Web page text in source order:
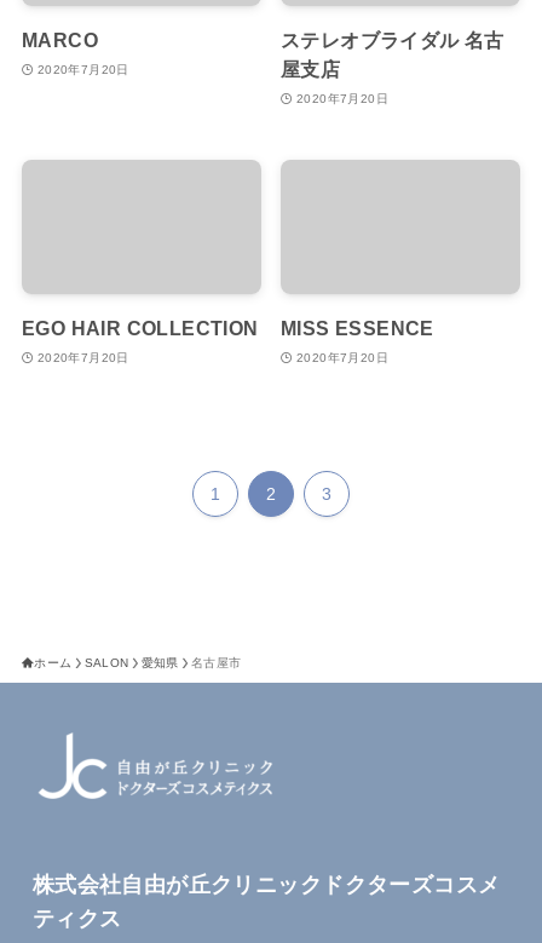
MARCO
2020年7月20日
ステレオブライダル 名古
屋支店
2020年7月20日
EGO HAIR COLLECTION
2020年7月20日
MISS ESSENCE
2020年7月20日
1 2 3
ホーム SALON 愛知県 名古屋市
株式会社自由が丘クリニックドクターズコスメ
ティクス